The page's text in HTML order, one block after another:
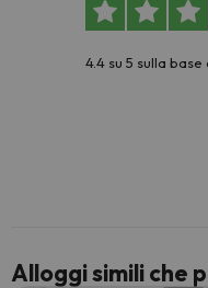
4.4 su 5 sulla
Alloggi simili che